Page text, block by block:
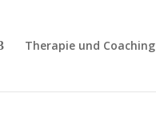
Therapie und Coaching